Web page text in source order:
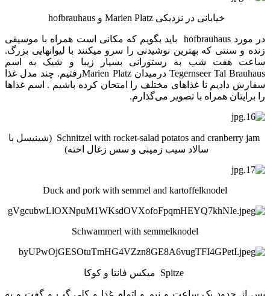
خیابانی در نزدیکی Marien Platz و hofbrauhaus
در مورد hofbrauhaus باید بگویم که مکانی است همراه با موسیقی
زنده و سنتی که بهترین نوشیدنی را سرو میکنند با لیوانهایی بزرگ.
ساعت هفت شب به رستورانی بسیار زیبا و شیک به اسم
Tegernseer Tal Brauhaus درمیدان Marien Platzرفتیم. چند مدل غذا
سفارش دادیم تا غذاهای مختلف را امتحان کرده باشیم . اسم غذاها
را برایتان همراه با تصویر می‌گذارم.
Schnitzel with rocket-salad potatos and cranberry jam (شینیسل با
سالاد سیب زمینی و سس زغال اخته)
پس از حدود یک ساعت و نیم و اتمام غذا و کلی گپ و گفت و به